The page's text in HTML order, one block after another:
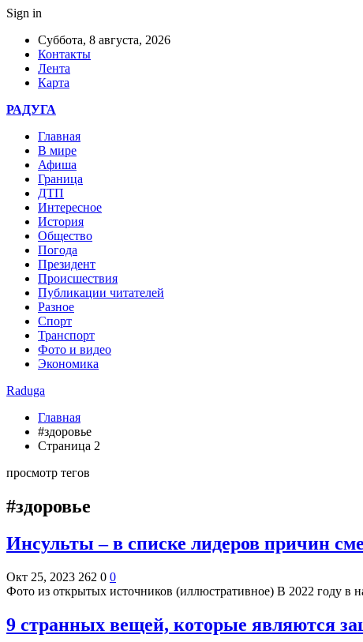
Sign in
Суббота, 8 августа, 2026
Контакты
Лента
Карта
РАДУГА
Главная
В мире
Афиша
Граница
ДТП
Интересное
История
Общество
Погода
Президент
Происшествия
Публикации читателей
Разное
Спорт
Транспорт
Фото и видео
Экономика
Raduga
Главная
#здоровье
Страница 2
просмотр тегов
#здоровье
Инсульты – в списке лидеров причин
Окт 25, 2023 262 0 0
Фото из открытых источников (иллюстративное) В 2022 году в
9 странных вещей, которые являются